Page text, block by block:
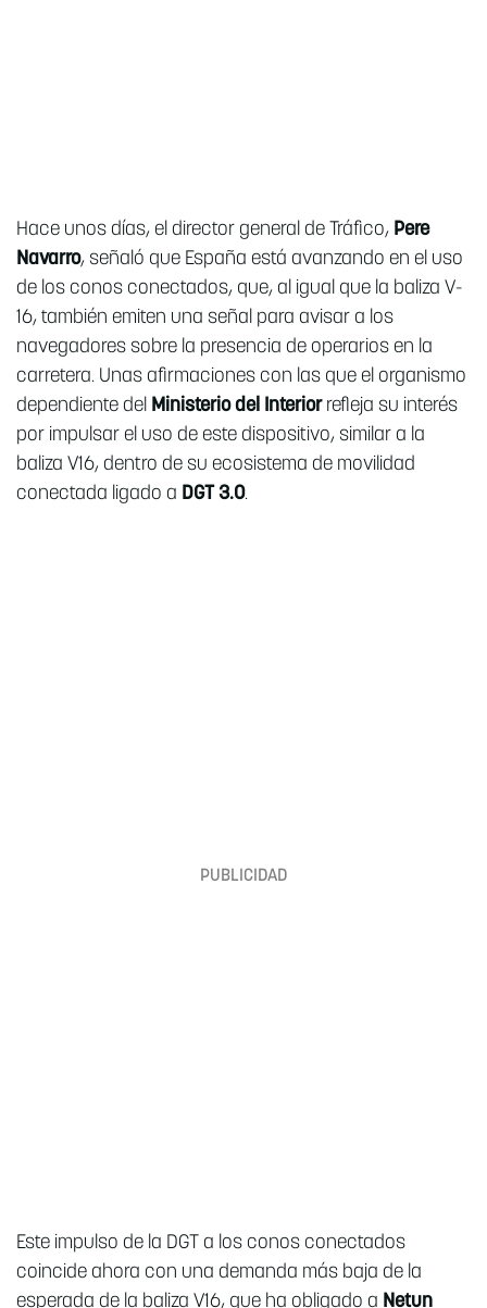
Hace unos días, el director general de Tráfico, Pere
Navarro, señaló que España está avanzando en el uso
de los conos conectados, que, al igual que la baliza V-
16, también emiten una señal para avisar a los
navegadores sobre la presencia de operarios en la
carretera. Unas afirmaciones con las que el organismo
dependiente del Ministerio del Interiorrefleja su interés
por impulsar el uso de este dispositivo, similar a la
baliza V16, dentro de su ecosistema de movilidad
conectada ligado a DGT 3.0.
Este impulso de la DGT a los conos conectados
coincide ahora con una demanda más baja de la
esperada de la baliza V16, que ha obligado a Netun